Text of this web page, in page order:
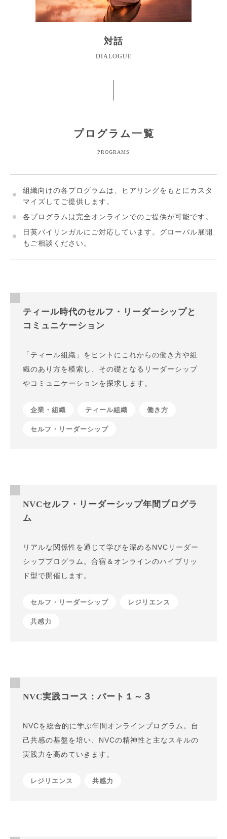
対話
DIALOGUE
プログラム一覧
PROGRAMS
組織向けの各プログラムは、ヒアリングをもとにカスタ
マイズしてご提供します。
各プログラムは完全オンラインでのご提供が可能です。
日英バイリンガルにご対応しています。グローバル展開
もご相談ください。
ティール時代のセルフ・リーダーシップと
コミュニケーション
「ティール組織」をヒントにこれからの働き方や組
織のあり方を模索し、その礎となるリーダーシップ
やコミュニケーションを探求します。
企業・組織 ティール組織 働き方
セルフ・リーダーシップ
NVCセルフ・リーダーシップ年間プログラ
ム
リアルな関係性を通じて学びを深めるNVCリーダー
シッププログラム。合宿＆オンラインのハイブリッ
ド型で開催します。
セルフ・リーダーシップ レジリエンス
共感力
NVC実践コース：パート１～３
NVCを総合的に学ぶ年間オンラインプログラム。自
己共感の基盤を培い、NVCの精神性と主なスキルの
実践力を高めていきます。
レジリエンス 共感力